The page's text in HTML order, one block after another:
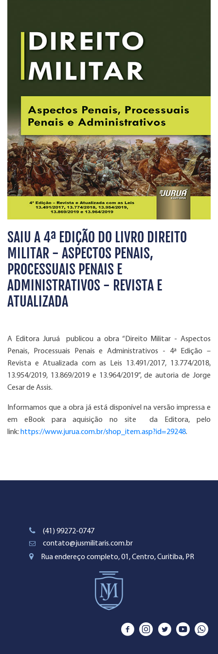
SAIU A 4ª EDIÇÃO DO LIVRO DIREITO
MILITAR - ASPECTOS PENAIS,
PROCESSUAIS PENAIS E
ADMINISTRATIVOS - REVISTA E
ATUALIZADA
A Editora Juruá publicou a obra “Direito Militar - Aspectos
Penais, Processuais Penais e Administrativos - 4ª Edição –
Revista e Atualizada com as Leis 13.491/2017, 13.774/2018,
13.954/2019, 13.869/2019 e 13.964/2019”, de autoria de Jorge
Cesar de Assis.
Informamos que a obra já está disponível na versão impressa e
em eBook para aquisição no site da Editora, pelo
link: https://www.jurua.com.br/shop_item.asp?id=29248.
(41) 99272-0747
contato@jusmilitaris.com.br
Rua endereço completo, 01, Centro, Curitiba, PR